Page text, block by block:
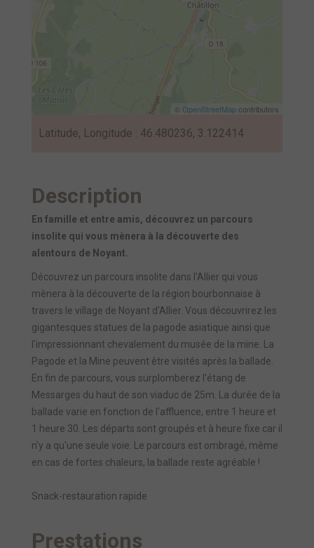
© OpenStreetMapcontributors
Latitude, Longitude : 46.480236, 3.122414
Description
En famille et entre amis, découvrez un parcours
insolite qui vous mènera à la découverte des
alentours de Noyant.
Découvrez un parcours insolite dans l'Allier qui vous
mènera à la découverte de la région bourbonnaise à
travers le village de Noyant d'Allier. Vous découvrirez les
gigantesques statues de la pagode asiatique ainsi que
l'impressionnant chevalement du musée de la mine. La
Pagode et la Mine peuvent être visités après la ballade.
En fin de parcours, vous surplomberez l'étang de
Messarges du haut de son viaduc de 25m. La durée de la
ballade varie en fonction de l'affluence, entre 1 heure et
1 heure 30. Les départs sont groupés et à heure fixe car il
n'y a qu'une seule voie. Le parcours est ombragé, même
en cas de fortes chaleurs, la ballade reste agréable !
Snack-restauration rapide
Prestations